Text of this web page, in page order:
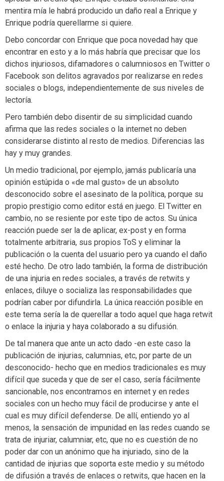
mentira mía le habrá producido un daño real a Enrique y
Enrique podría querellarme si quiere.
Debo concordar con Enrique que poca novedad hay que
encontrar en esto y a lo más habría que precisar que los
dichos injuriosos, difamadores o calumniosos en Twitter o
Facebook son delitos agravados por realizarse en redes
sociales o blogs, independientemente de sus niveles de
lectoría.
Pero también debo disentir de su simplicidad cuando
afirma que las redes sociales o la internet no deben
considerarse distinto al resto de medios. Diferencias las
hay y muy grandes.
Un medio tradicional, por ejemplo, jamás publicaría una
opinión estúpida o «de mal gusto» de un absoluto
desconocido sobre el asesinato de la política, porque su
propio prestigio como editor está en juego. El Twitter en
cambio, no se resiente por este tipo de actos. Su única
reacción puede ser la de aplicar, ex-post y en forma
totalmente arbitraria, sus propios ToS y eliminar la
publicación o la cuenta del usuario pero ya cuando el daño
esté hecho. De otro lado también, la forma de distribución
de una injuria en redes sociales, a través de retwits y
enlaces, diluye o socializa las responsabilidades que
podrían caber por difundirla. La única reacción posible en
este tema sería la de querellar a todo aquel que haga retwit
o enlace la injuria y haya colaborado a su difusión.
De tal manera que ante un acto dado -en este caso la
publicación de injurias, calumnias, etc, por parte de un
desconocido- hecho que en medios tradicionales es muy
difícil que suceda y que de ser el caso, sería fácilmente
sancionable, nos encontramos en internet y en redes
sociales con un hecho muy fácil de producirse y ante el
cual es muy difícil defenderse. De allí, entiendo yo al
menos, la sensación de impunidad en las redes cuando se
trata de injuriar, calumniar, etc, que no es cuestión de no
poder dar con un anónimo que ha injuriado, sino de la
cantidad de injurias que soporta este medio y su método
de difusión a través de enlaces o retwits, que hacen en la